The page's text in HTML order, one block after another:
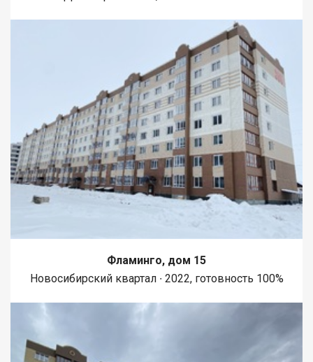
Фламинго, дом 15
Новосибирский квартал ∙ 2022, готовность 100%